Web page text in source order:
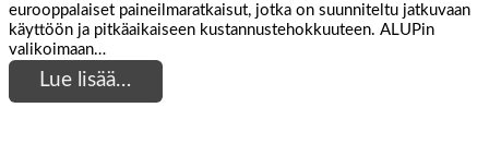
eurooppalaiset paineilmaratkaisut, jotka on suunniteltu jatkuvaan
käyttöön ja pitkäaikaiseen kustannustehokkuuteen. ALUPin
valikoimaan…
Lue lisää…